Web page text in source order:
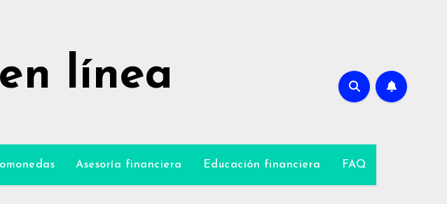
línea
Asesoría financiera Educación financiera FAQ